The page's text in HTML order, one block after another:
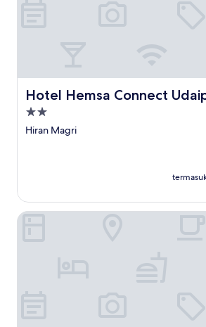
Hotel Hemsa Connect
Hotel Hemsa Connect Udaipur
Properti
bintang
Hiran Magri
Lakeside Leisure A Lake View Hotel